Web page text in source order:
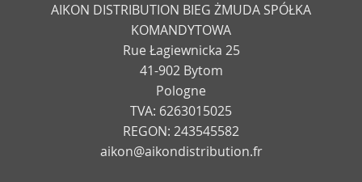
AIKON DISTRIBUTION BIEG ŻMUDA SPÓŁKA
KOMANDYTOWA
Rue Łagiewnicka 25
41-902 Bytom
Pologne
TVA: 6263015025
REGON: 243545582
aikon@aikondistribution.fr